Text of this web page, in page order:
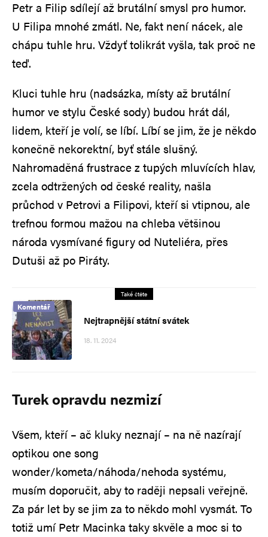
Petr a Filip sdílejí až brutální smysl pro humor.
U Filipa mnohé zmátl. Ne, fakt není nácek, ale
chápu tuhle hru. Vždyť tolikrát vyšla, tak proč ne
teď.
Kluci tuhle hru (nadsázka, místy až brutální
humor ve stylu České sody) budou hrát dál,
lidem, kteří je volí, se líbí. Líbí se jim, že je někdo
konečně nekorektní, byť stále slušný.
Nahromaděná frustrace z tupých mluvících hlav,
zcela odtržených od české reality, našla
průchod v Petrovi a Filipovi, kteří si vtipnou, ale
trefnou formou mažou na chleba většinou
národa vysmívané figury od Nuteliéra, přes
Dutuši až po Piráty.
Také čtěte
Komentář
Nejtrapnější státní svátek
18. 11. 2024
Turek opravdu nezmizí
Všem, kteří – ač kluky neznají – na ně nazírají
optikou one song
wonder/kometa/náhoda/nehoda systému,
musím doporučit, aby to raději nepsali veřejně.
Za pár let by se jim za to někdo mohl vysmát. To
totiž umí Petr Macinka taky skvěle a moc si to